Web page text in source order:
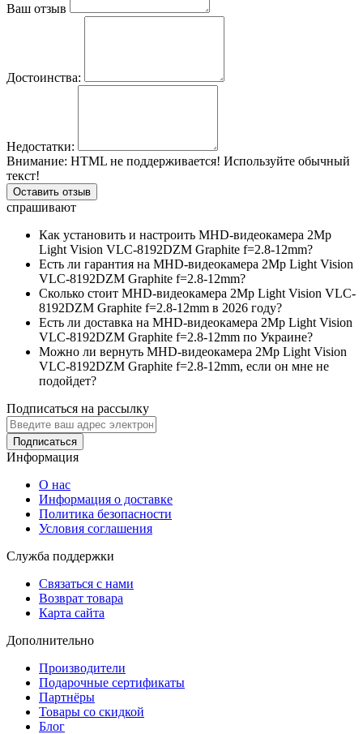
Ваш отзыв
Достоинства:
Недостатки:
Внимание: HTML не поддерживается! Используйте обычный
текст!
Оставить отзыв
спрашивают
Как установить и настроить MHD-видеокамера 2Mp
Light Vision VLC-8192DZM Graphite f=2.8-12mm?
Есть ли гарантия на MHD-видеокамера 2Mp Light Vision
VLC-8192DZM Graphite f=2.8-12mm?
Сколько стоит MHD-видеокамера 2Mp Light Vision VLC-
8192DZM Graphite f=2.8-12mm в 2026 году?
Есть ли доставка на MHD-видеокамера 2Mp Light Vision
VLC-8192DZM Graphite f=2.8-12mm по Украине?
Можно ли вернуть MHD-видеокамера 2Mp Light Vision
VLC-8192DZM Graphite f=2.8-12mm, если он мне не
подойдет?
Подписаться на рассылку
Подписаться
Информация
О нас
Информация о доставке
Политика безопасности
Условия соглашения
Служба поддержки
Связаться с нами
Возврат товара
Карта сайта
Дополнительно
Производители
Подарочные сертификаты
Партнёры
Товары со скидкой
Блог